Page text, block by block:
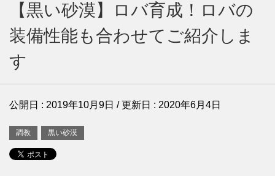
【黒い砂漠】ロバ育成！ロバの
装備性能も合わせてご紹介しま
す
公開日 : 2019年10月9日 / 更新日 : 2020年6月4日
調教 黒い砂漠